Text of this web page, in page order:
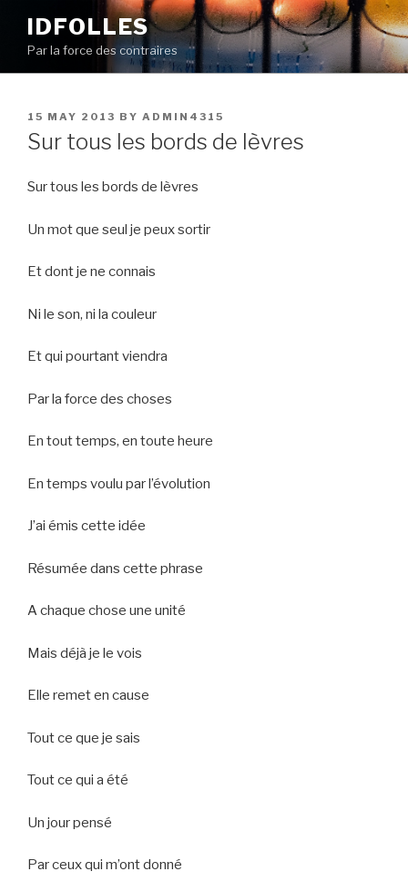
content
IDFOLLES
Par la force des contraires
POSTED
ON
15 MAY 2013 BY ADMIN4315
Sur tous les bords de lèvres
Sur tous les bords de lèvres
Un mot que seul je peux sortir
Et dont je ne connais
Ni le son, ni la couleur
Et qui pourtant viendra
Par la force des choses
En tout temps, en toute heure
En temps voulu par l’évolution
J’ai émis cette idée
Résumée dans cette phrase
A chaque chose une unité
Mais déjà je le vois
Elle remet en cause
Tout ce que je sais
Tout ce qui a été
Un jour pensé
Par ceux qui m’ont donné